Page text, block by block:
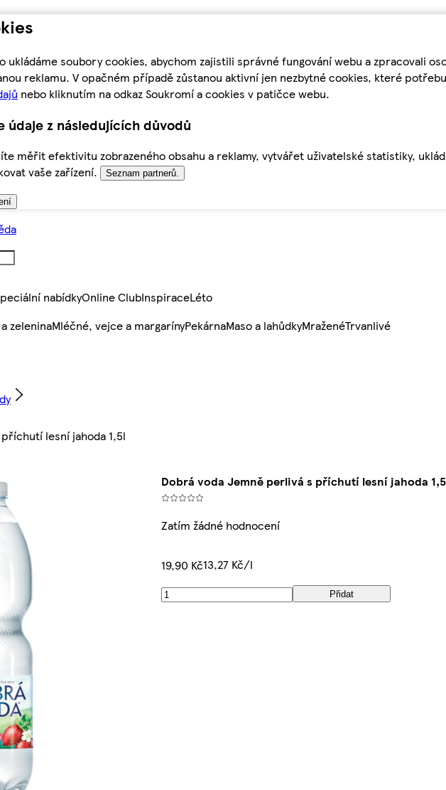
ukládáme soubory cookies, abychom zajistili správné fungování webu a zpracovali
reklamu. V opačném případě zůstanou aktivní jen nezbytné cookies, které
nebo kliknutím na odkaz Soukromí a cookies v patičce webu.
údaje z následujících důvodů
měřit efektivitu zobrazeného obsahu a reklamy, vytvářet uživatelské statistiky,
vaše zařízení.
Seznam partnerů.
nabídkyOnline ClubInspiraceLéto
zeleninaMléčné, vejce a margarínyPekárnaMaso a lahůdkyMraženéTrvanlivé
lesní jahoda 1,5l
Dobrá voda Jemně perlivá s příchutí lesní jahoda
Zatím žádné hodnocení
19,90 Kč13,27 Kč/l
Přidat